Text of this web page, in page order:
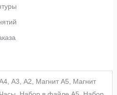
А3, А2, Магнит А5, Магнит